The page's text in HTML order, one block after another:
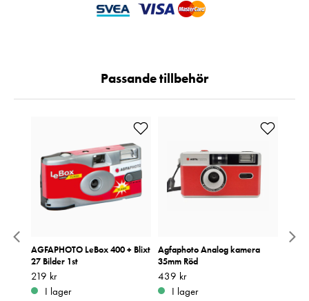
Passande tillbehör
AGFAPHOTO LeBox 400 + Blixt
27 Bilder 1st
Pris: 219 kr
219 kr
I lager
Agfaphoto Analog kamera
35mm Röd
Pris: 439 kr
439 kr
I lager